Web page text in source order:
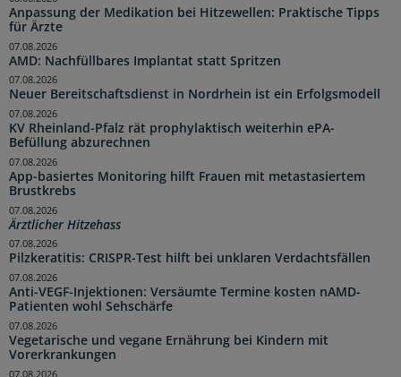
Anpassung der Medikation bei Hitzewellen: Praktische Tipps
für Ärzte
AMD: Nachfüllbares Implantat statt Spritzen
07.08.2026
Neuer Bereitschaftsdienst in Nordrhein ist ein Erfolgsmodell
07.08.2026
KV Rheinland-Pfalz rät prophylaktisch weiterhin ePA-
Befüllung abzurechnen
07.08.2026
App-basiertes Monitoring hilft Frauen mit metastasiertem
Brustkrebs
07.08.2026
Ärztlicher Hitzehass
07.08.2026
Pilzkeratitis: CRISPR-Test hilft bei unklaren Verdachtsfällen
07.08.2026
Anti-VEGF-Injektionen: Versäumte Termine kosten nAMD-
Patienten wohl Sehschärfe
07.08.2026
Vegetarische und vegane Ernährung bei Kindern mit
Vorerkrankungen
07.08.2026
07.08.2026